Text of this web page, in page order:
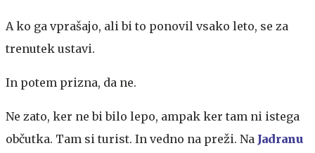
A ko ga vprašajo, ali bi to ponovil vsako leto, se za
trenutek ustavi.
In potem prizna, da ne.
Ne zato, ker ne bi bilo lepo, ampak ker tam ni istega
občutka. Tam si turist. In vedno na preži. Na Jadranu